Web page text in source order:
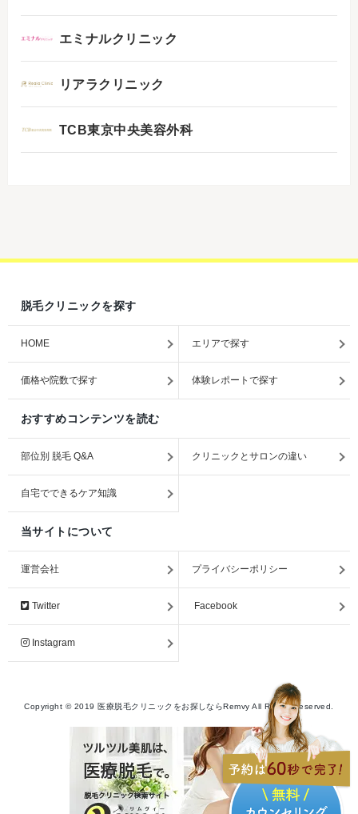
エミナルクリニック
リアラクリニック
TCB東京中央美容外科
脱毛クリニックを探す
HOME エリアで探す
価格や院数で探す 体験レポートで探す
おすすめコンテンツを読む
部位別 脱毛 Q&A クリニックとサロンの違い
自宅でできるケア知識
当サイトについて
運営会社 プライバシーポリシー
Twitter Facebook
Instagram
Copyright © 2019 医療脱毛クリニックをお探しならRemvy All Rights Reserved.